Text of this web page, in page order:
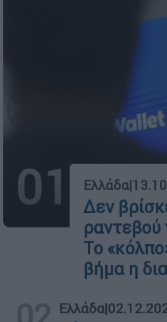
01 Ελλάδα|
Δεν
ραντεβού
Το
βήμα η
Ελλάδα|